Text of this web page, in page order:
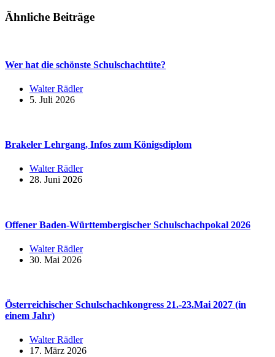
Ähnliche Beiträge
Wer hat die schönste Schulschachtüte?
Walter Rädler
5. Juli 2026
Brakeler Lehrgang, Infos zum Königsdiplom
Walter Rädler
28. Juni 2026
Offener Baden-Württembergischer Schulschachpokal 2026
Walter Rädler
30. Mai 2026
Österreichischer Schulschachkongress 21.-23.Mai 2027 (in
einem Jahr)
Walter Rädler
17. März 2026